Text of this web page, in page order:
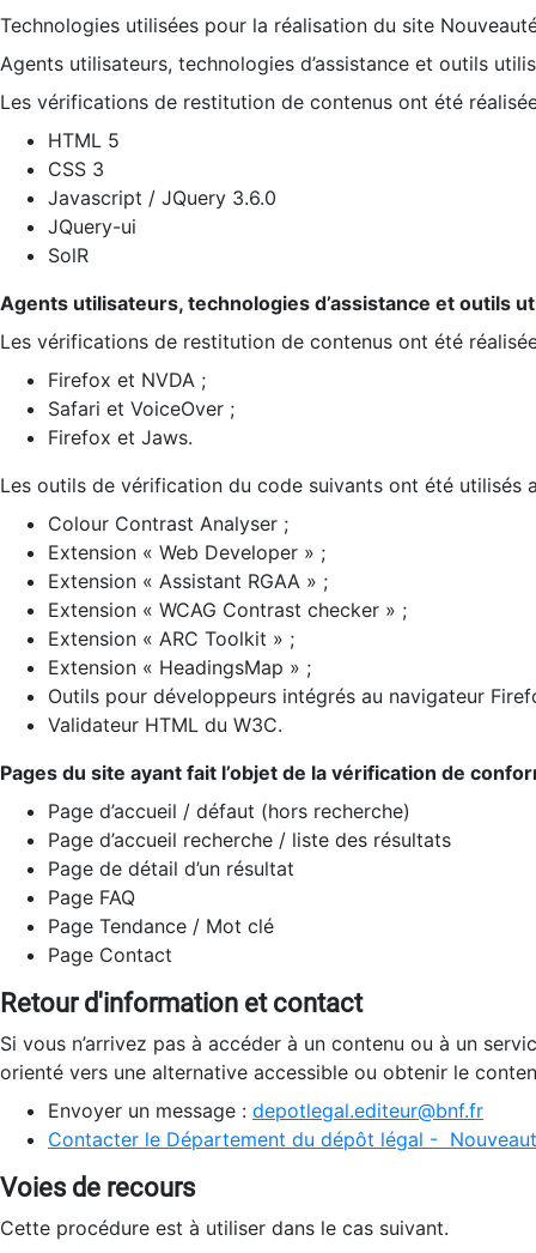
Technologies utilisées pour la réalisation du site
Agents utilisateurs, technologies d’assistance et outils
Les vérifications de restitution de contenus ont été
HTML 5
CSS 3
Javascript / JQuery 3.6.0
JQuery-ui
SolR
Agents utilisateurs, technologies d’assistance et outils
Les vérifications de restitution de contenus ont été
Firefox et NVDA ;
Safari et VoiceOver ;
Firefox et Jaws.
Les outils de vérification du code suivants ont été utilisés
Colour Contrast Analyser ;
Extension « Web Developer » ;
Extension « Assistant RGAA » ;
Extension « WCAG Contrast checker » ;
Extension « ARC Toolkit » ;
Extension « HeadingsMap » ;
Outils pour développeurs intégrés au navigateur
Validateur HTML du W3C.
Pages du site ayant fait l’objet de la vérification de
Page d’accueil / défaut (hors recherche)
Page d’accueil recherche / liste des résultats
Page de détail d’un résultat
Page FAQ
Page Tendance / Mot clé
Page Contact
Retour d'information et contact
Si vous n’arrivez pas à accéder à un contenu ou à un
orienté vers une alternative accessible ou obtenir le
Envoyer un message : depotlegal.editeur@bnf.fr
Contacter le Département du dépôt légal -
Voies de recours
Cette procédure est à utiliser dans le cas suivant.